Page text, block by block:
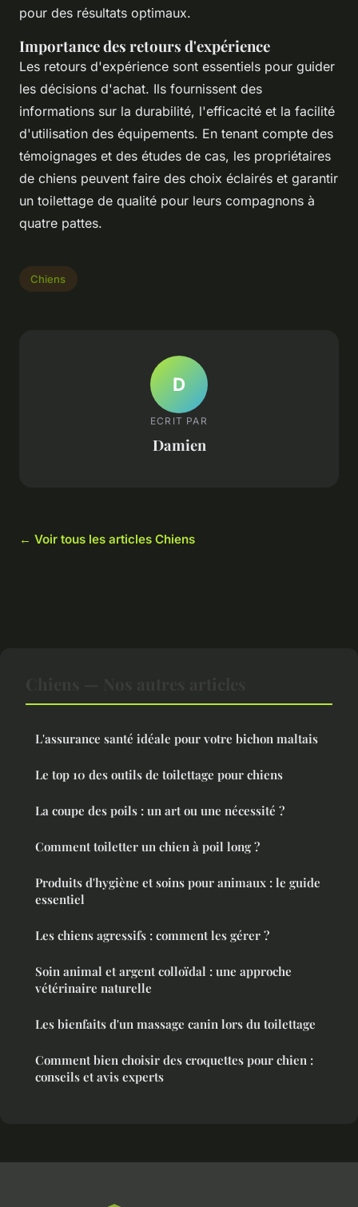
pour des résultats optimaux.
Importance des retours d'expérience
Les retours d'expérience sont essentiels pour guider
les décisions d'achat. Ils fournissent des
informations sur la durabilité, l'efficacité et la facilité
d'utilisation des équipements. En tenant compte des
témoignages et des études de cas, les propriétaires
de chiens peuvent faire des choix éclairés et garantir
un toilettage de qualité pour leurs compagnons à
quatre pattes.
Chiens
D
ECRIT PAR
Damien
← Voir tous les articles Chiens
L'assurance santé idéale pour votre bichon maltais
Le top 10 des outils de toilettage pour chiens
La coupe des poils : un art ou une nécessité ?
Comment toiletter un chien à poil long ?
Produits d'hygiène et soins pour animaux : le guide
essentiel
Les chiens agressifs : comment les gérer ?
Soin animal et argent colloïdal : une approche
vétérinaire naturelle
Les bienfaits d'un massage canin lors du toilettage
Comment bien choisir des croquettes pour chien :
conseils et avis experts